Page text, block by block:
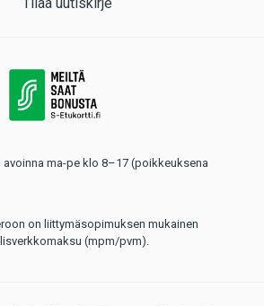
ma-pe klo 8–17 (poikkeuksena
on liittymäsopimuksen mukainen
(mpm/pvm).